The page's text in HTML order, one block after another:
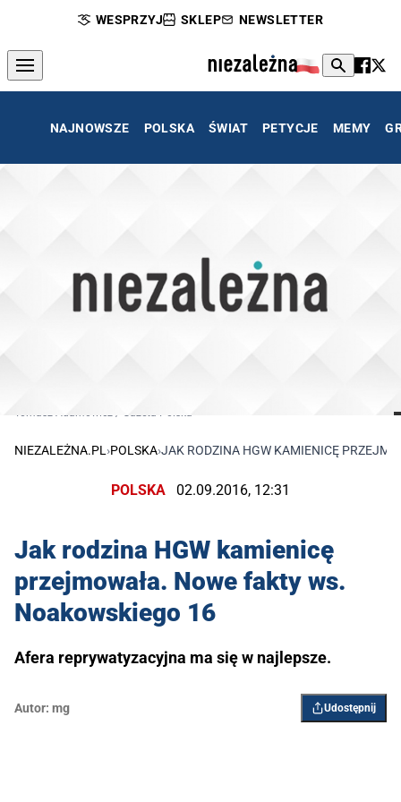
WESPRZYJ SKLEP NEWSLETTER
NAJNOWSZE POLSKA ŚWIAT PETYCJE MEMY
NIEZALEŻNA.PL ›POLSKA›JAK RODZINA HGW KAMIENICĘ
POLSKA 02.09.2016, 12:31
Jak rodzina HGW kamienicę
przejmowała. Nowe fakty ws.
Noakowskiego 16
Afera reprywatyzacyjna ma się w najlepsze.
Autor: mg Udostępnij